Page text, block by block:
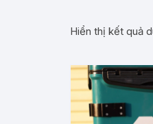
Hiển thị kết quả